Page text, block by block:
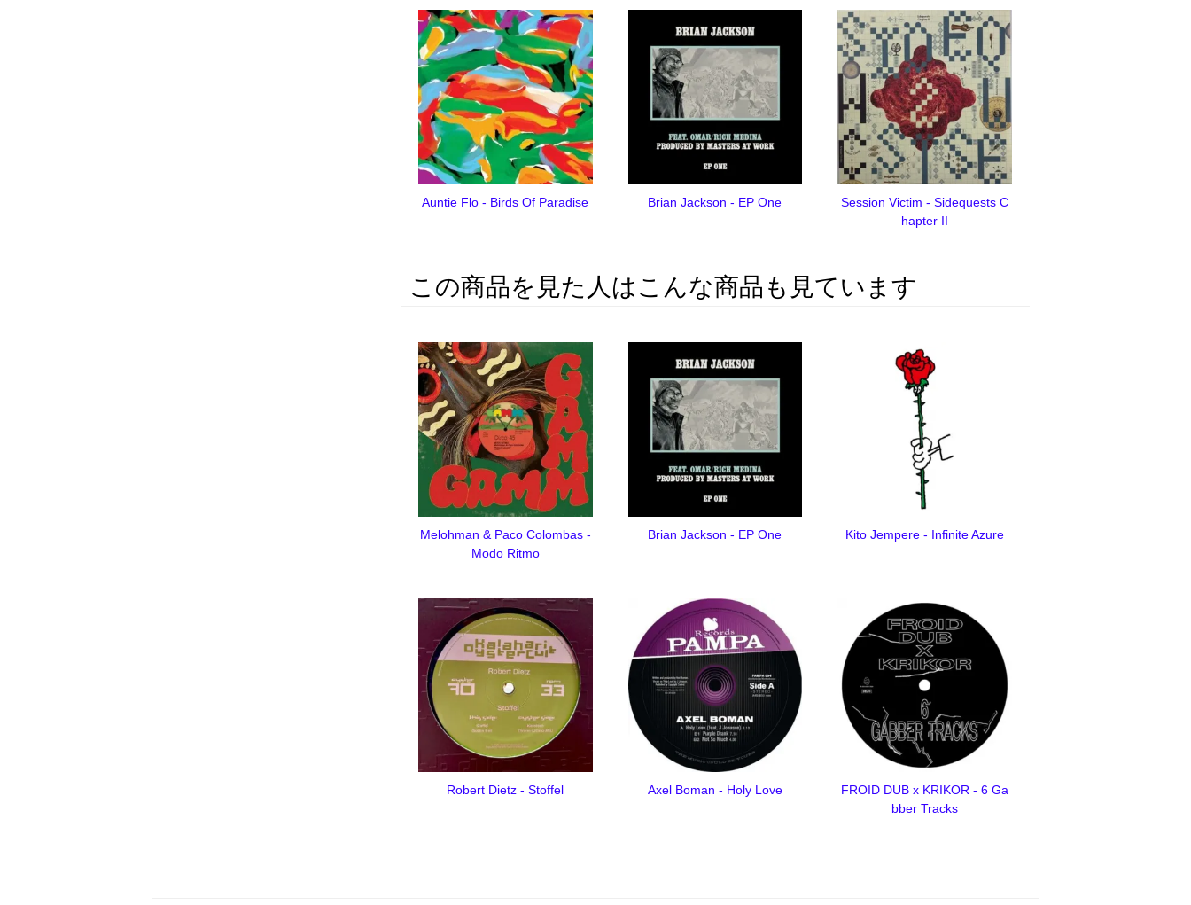
Auntie Flo - Birds Of Paradise Brian Jackson - EP One
Session Victim - Sidequests C
hapter II
この商品を見た人はこんな商品も見ています
Melohman & Paco Colombas -
Modo Ritmo
Brian Jackson - EP One Kito Jempere - Infinite Azure
Robert Dietz - Stoffel Axel Boman - Holy Love
FROID DUB x KRIKOR - 6 Ga
bber Tracks